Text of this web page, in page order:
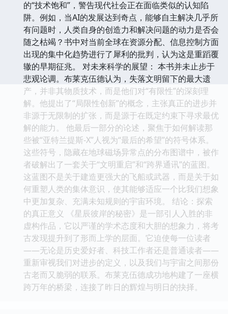
的“技术饱和”，警告现代社会正在面临类似的认知陷
阱。例如，当AI的发展达到奇点，能够自主解决几乎所
有问题时，人类自身的创造力和解决问题的动力是否会
随之枯竭？书中对当前全球在资源分配、信息控制方面
出现的集中化趋势进行了犀利的批判，认为这是重蹈覆
辙的早期征兆。 对未来科学的展望： 本书并未止步于
悲观论调。布莱克伍德认为，失落文明留下的最大遗
产，并非其物质技术，而是他们对“有限性”的深刻理
解。他提出了“局限性创新”的概念，主张真正的进步并
非源于无限制的扩张，而是源于在既定约束下寻求最优
解的能力。 他最后一部分的论述，聚焦于如何解读那
些被“亚特兰提斯-X”人视为“最后的希望”的符号体系。
这些符号，隐藏在地球磁场异常点的分布图谱中，被作
者破解出了一套关于“文明重启”和“跨界通讯”的蓝图。
这蓝图不是关于建造更强大的飞船或武器，而是关于如
何重塑人类的集体意识，使其能够适应一个比我们想象
中更加复杂、充满未知规则的宇宙环境。 结论：探索
的真正意义 《星辰彼岸的秘密》是一部引人入胜的非
虚构作品，它以严谨的学术态度和大胆的想象力，将考
古发现提升到了形而上学的层面。它迫使每一位读者
——无论是历史爱好者、科技工作者还是普通读者——
重新审视我们对进步的定义，以及我们与宇宙之间那份
古老而又脆弱的联系。布莱克伍德成功地构建了一座横
跨万年的桥梁，连接了昨日的辉煌与明日的抉择。